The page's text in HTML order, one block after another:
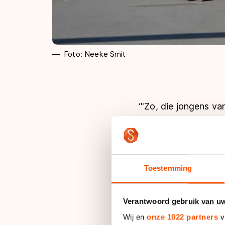
Toestemming
Verantwoord gebruik van
Wij en onze 1022 partners
Foto: Neeke Smit
‘"Zo, die jongens
Rotterdam, toen
gemaakt van de
terecht op: “Je
wilden.”